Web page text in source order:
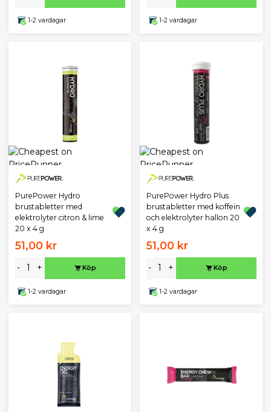
1-2 vardagar 1-2 vardagar
PurePower Hydro
brustabletter med
elektrolyter citron & lime
20 x 4 g
51,00 kr
- + Köp
1-2 vardagar
PurePower Hydro Plus
brustabletter med koffein
och elektrolyter hallon 20
x 4 g
51,00 kr
- + Köp
1-2 vardagar